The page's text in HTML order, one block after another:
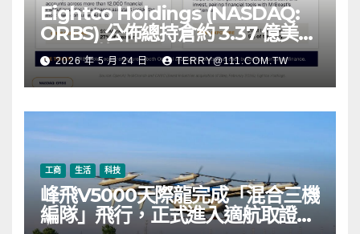
Eightco Holdings (NASDAQ:
ORBS) 公佈總持倉約 3.37 億美
元，涵蓋 OpenAI、Beast
Industries、超過 11,000 枚以太
幣 (ETH) 及逾 2.83 億枚 WLD 代
幣
2026 年 5 月 24 日 TERRY@111.COM.TW
工商 生活 科技
峰飛V5000天際龍完成「混合三機
編隊」飛行，正式進入適航取證階